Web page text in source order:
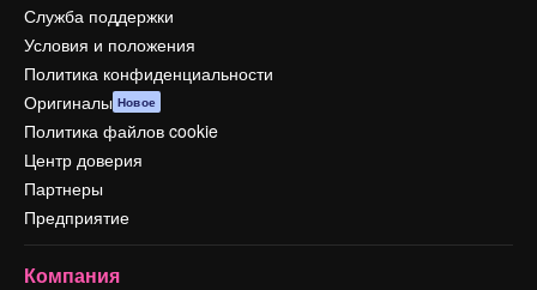
Служба поддержки
Условия и положения
Политика конфиденциальности
Оригиналы Новое
Политика файлов cookie
Центр доверия
Партнеры
Предприятие
Компания